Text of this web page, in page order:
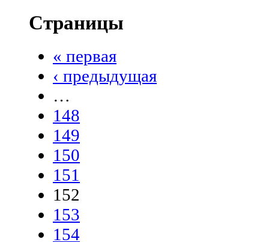
Страницы
« первая
‹ предыдущая
…
148
149
150
151
152
153
154